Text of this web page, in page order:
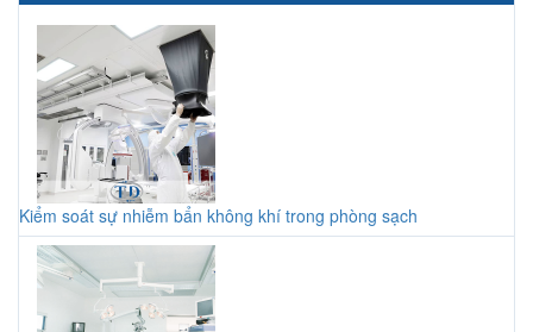
Kiểm soát sự nhiễm bẩn không khí trong phòng sạch